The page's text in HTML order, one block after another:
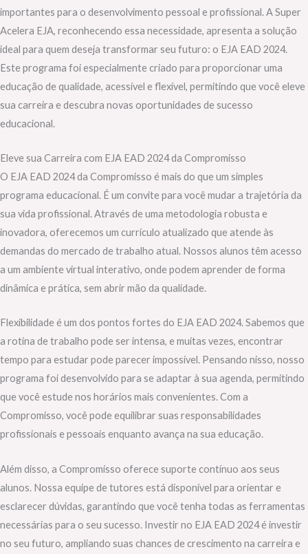
importantes para o desenvolvimento pessoal e profissional. A Super
Acelera EJA, reconhecendo essa necessidade, apresenta a solução
ideal para quem deseja transformar seu futuro: o EJA EAD 2024.
Este programa foi especialmente criado para proporcionar uma
educação de qualidade, acessível e flexível, permitindo que você eleve
sua carreira e descubra novas oportunidades de sucesso
educacional.
Eleve sua Carreira com EJA EAD 2024 da Compromisso
O EJA EAD 2024 da Compromisso é mais do que um simples
programa educacional. É um convite para você mudar a trajetória da
sua vida profissional. Através de uma metodologia robusta e
inovadora, oferecemos um currículo atualizado que atende às
demandas do mercado de trabalho atual. Nossos alunos têm acesso
a um ambiente virtual interativo, onde podem aprender de forma
dinâmica e prática, sem abrir mão da qualidade.
Flexibilidade é um dos pontos fortes do EJA EAD 2024. Sabemos que
a rotina de trabalho pode ser intensa, e muitas vezes, encontrar
tempo para estudar pode parecer impossível. Pensando nisso, nosso
programa foi desenvolvido para se adaptar à sua agenda, permitindo
que você estude nos horários mais convenientes. Com a
Compromisso, você pode equilibrar suas responsabilidades
profissionais e pessoais enquanto avança na sua educação.
Além disso, a Compromisso oferece suporte contínuo aos seus
alunos. Nossa equipe de tutores está disponível para orientar e
esclarecer dúvidas, garantindo que você tenha todas as ferramentas
necessárias para o seu sucesso. Investir no EJA EAD 2024 é investir
no seu futuro, ampliando suas chances de crescimento na carreira e